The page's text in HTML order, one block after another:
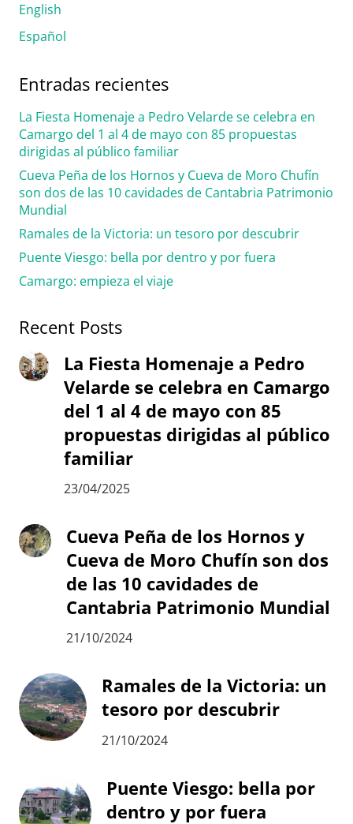
English
Español
Entradas recientes
La Fiesta Homenaje a Pedro Velarde se celebra en
Camargo del 1 al 4 de mayo con 85 propuestas
dirigidas al público familiar
Cueva Peña de los Hornos y Cueva de Moro Chufín
son dos de las 10 cavidades de Cantabria Patrimonio
Mundial
Ramales de la Victoria: un tesoro por descubrir
Puente Viesgo: bella por dentro y por fuera
Camargo: empieza el viaje
Recent Posts
La Fiesta Homenaje a Pedro
Velarde se celebra en Camargo
del 1 al 4 de mayo con 85
propuestas dirigidas al público
familiar
23/04/2025
Cueva Peña de los Hornos y
Cueva de Moro Chufín son dos
de las 10 cavidades de
Cantabria Patrimonio Mundial
21/10/2024
Ramales de la Victoria: un
tesoro por descubrir
21/10/2024
Puente Viesgo: bella por
dentro y por fuera